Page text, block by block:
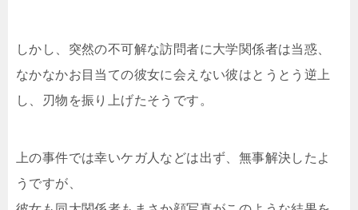
しかし、突然の不可解な訪問者に大学関係者は当惑、
なかなかお目当ての彼女に会えない彼はとうとう逆上
し、刃物を振り上げたそうです。
上の事件では幸いケガ人などは出ず、無事解決したよ
うですが、